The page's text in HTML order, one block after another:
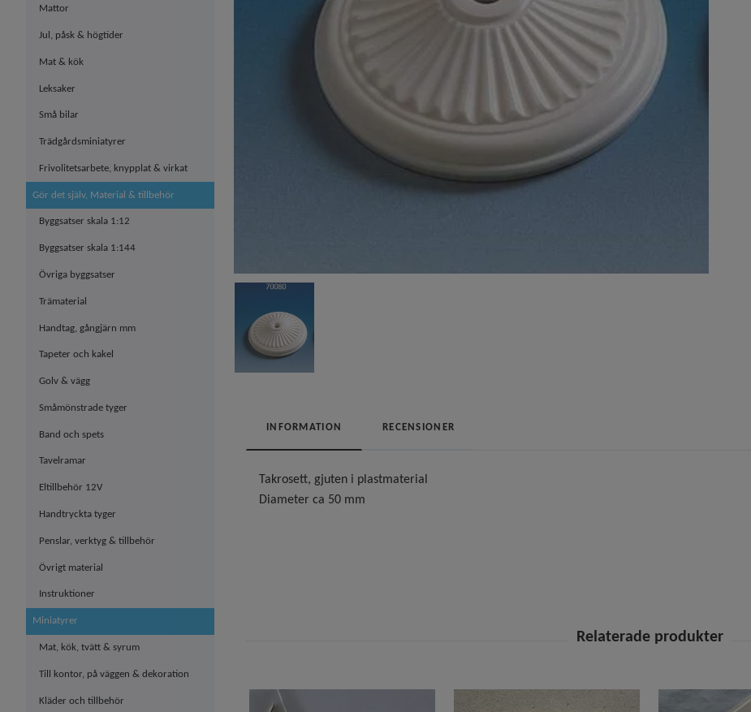
Mattor
Jul, påsk & högtider
Mat & kök
Leksaker
Små bilar
Trädgårdsminiatyrer
Frivolitetsarbete, knypplat & virkat
Gör det själv, Material & tillbehör
Byggsatser skala 1:12
Byggsatser skala 1:144
Övriga byggsatser
Trämaterial
Handtag, gångjärn mm
Tapeter och kakel
Golv & vägg
Småmönstrade tyger
Band och spets
Tavelramar
Eltillbehör 12V
Handtryckta tyger
Penslar, verktyg & tillbehör
Övrigt material
Instruktioner
Miniatyrer
Mat, kök, tvätt & syrum
Till kontor, på väggen & dekoration
Kläder och tillbehör
INFORMATION RECENSIONER
Takrosett, gjuten i plastmaterial
Diameter ca 50 mm